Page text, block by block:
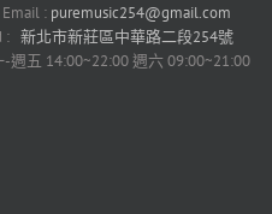
: puremusic254@gmail.com
: 新北市新莊區中華路二段254號
五 14:00~22:00 週六 09:00~21:00